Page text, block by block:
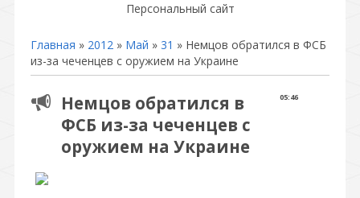
Персональный сайт
Главная » 2012 » Май » 31 » Немцов обратился в ФСБ
из-за чеченцев с оружием на Украине
05:46
Немцов обратился в
ФСБ из-за чеченцев с
оружием на Украине